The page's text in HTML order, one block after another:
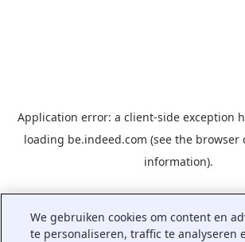
Application error: a client-side exception
loading be.indeed.com (see the browser
information).
We gebruiken cookies om content en
te personaliseren, traffic te analyseren